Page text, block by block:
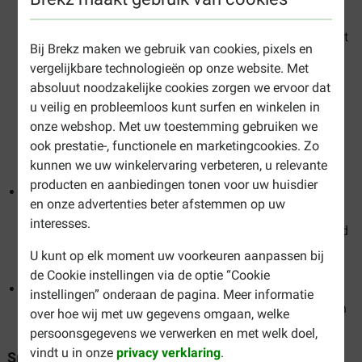
Bij Brekz maken we gebruik van cookies, pixels en
vergelijkbare technologieën op onze website. Met
absoluut noodzakelijke cookies zorgen we ervoor dat
u veilig en probleemloos kunt surfen en winkelen in
onze webshop. Met uw toestemming gebruiken we
ook prestatie-, functionele en marketingcookies. Zo
kunnen we uw winkelervaring verbeteren, u relevante
producten en aanbiedingen tonen voor uw huisdier
en onze advertenties beter afstemmen op uw
interesses.
U kunt op elk moment uw voorkeuren aanpassen bij
de Cookie instellingen via de optie “Cookie
instellingen” onderaan de pagina. Meer informatie
over hoe wij met uw gegevens omgaan, welke
persoonsgegevens we verwerken en met welk doel,
vindt u in onzeprivacy verklaring.
vaak aangevuld met rijst. Dit heeft een belangrijke reden:
lamsvlees is een hypoallergene vleessoort die vaak wordt
gebruikt bij honden die een voedselallergie of
overgevoeligheid hebben. Rijst bevat geen gluten en is
dus een bijzonder geschikte vorm van koolhydraten. Bij
Brekz vindt u diverse soorten lam & rijst-varianten, zoals
bijvoorbeeld
vanRenske,Eukanuba,Prins, LukosenHill's Science
Plan.
Eend:Net als lamsvlees is ook eendenvlees bijzonder
geschikt voor honden die verschijnselen van een
voedingsovergevoeligheid hebben. Als uw hond van eend
houdt, kunt u bijvoorbeeld Renske Vers Gestoomd
kalkoen & eend hondenvoer geven.
Hert: Wilt u uw hond een keer een extra bijzonder smaak
geven? Geef hem dan een heerlijke maaltijd op basis van
hert, bijvoorbeeldStuzzy Monoprotein hondenvoer.
Smaak hondenvoer vis